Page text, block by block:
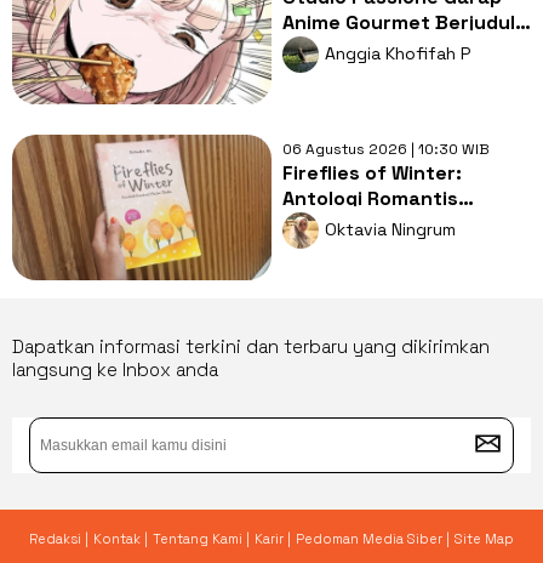
Anime Gourmet Berjudul I
Love Dokagui! Mochizuki-
san
Anggia Khofifah P
06 Agustus 2026 | 10:30 WIB
Fireflies of Winter:
Antologi Romantis
Tentang Harapan yang
Nyaris Padam
Oktavia Ningrum
Dapatkan informasi terkini dan terbaru yang dikirimkan
langsung ke Inbox anda
Redaksi | Kontak | Tentang Kami | Karir | Pedoman Media Siber | Site Map